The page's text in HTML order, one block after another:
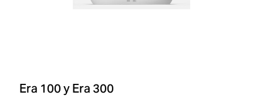
Era 100 y Era 300